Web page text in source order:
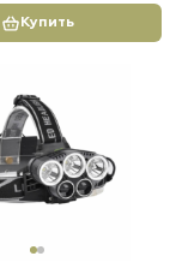
Купить